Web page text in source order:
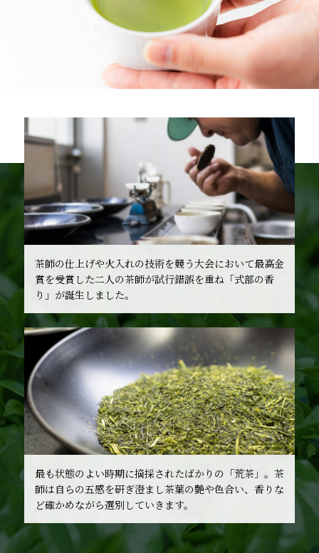
茶師の仕上げや火入れの技術を競う大会において最高金
賞を受賞した二人の茶師が試行錯誤を重ね「式部の香
り」が誕生しました。
最も状態のよい時期に摘採されたばかりの「荒茶」。茶
師は自らの五感を研ぎ澄まし茶葉の艶や色合い、香りな
ど確かめながら選別していきます。